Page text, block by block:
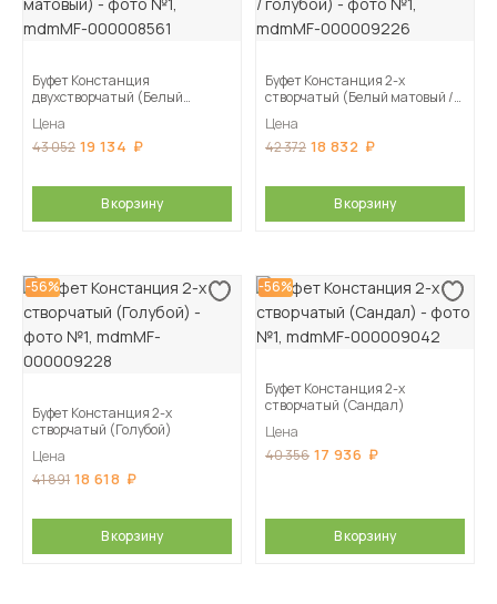
Буфет Констанция
двухстворчатый (Белый
Цена
43 052 19 134
В корзину
Буфет Констанция 2-х
створчатый (Белый матовый /
Цена
42 372 18 832
В корзину
-56%
Буфет Констанция 2-х
створчатый (Голубой)
Цена
41 891 18 618
В корзину
-56%
Буфет Констанция 2-х
створчатый (Сандал)
Цена
40 356 17 936
В корзину